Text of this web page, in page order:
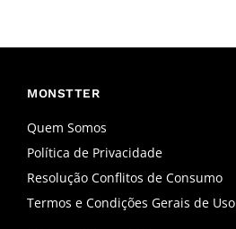
MONSTTER
Quem Somos
Política de Privacidade
Resolução Conflitos de Consumo
Termos e Condições Gerais de Uso